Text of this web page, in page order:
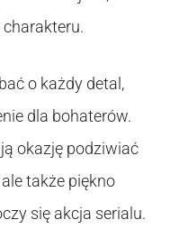
o każdy detal,
dla bohaterów.
okazję podziwiać
także piękno
się akcja serialu.